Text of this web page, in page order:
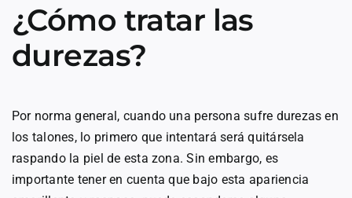
¿Cómo tratar las
durezas?
Por norma general, cuando una persona sufre durezas en
los talones, lo primero que intentará será quitársela
raspando la piel de esta zona. Sin embargo, es
importante tener en cuenta que bajo esta apariencia